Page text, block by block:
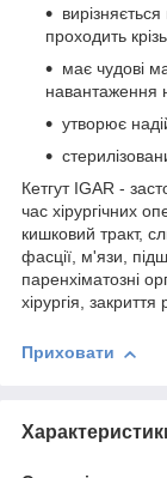
проходить
має чудові
навантаження
утворює
Кетгут IGAR -
час хірургічних
кишковий тракт,
фасції, м'язи,
паренхіматозні
хірургія, закриття
Приховати